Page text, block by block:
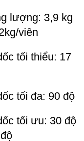
lượng: 3,9 kg
viên
tối thiểu: 17
tối đa: 90 độ
tối ưu: 30 độ